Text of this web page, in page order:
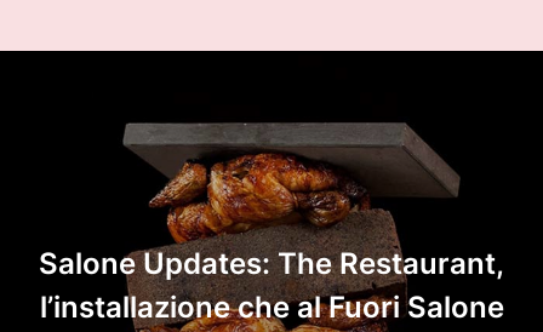
Salone Updates: The Restaurant,
l’installazione che al Fuori Salone